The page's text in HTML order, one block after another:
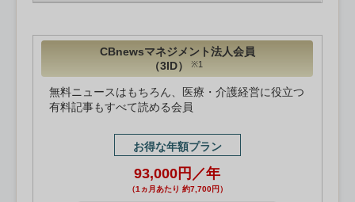
CBnewsマネジメント法人会員
（3ID）
※1
無料ニュースはもちろん、医療・介護経営に役立つ
有料記事もすべて読める会員
お得な年額プラン
93,000円／年
（1ヵ月あたり 約7,700円）